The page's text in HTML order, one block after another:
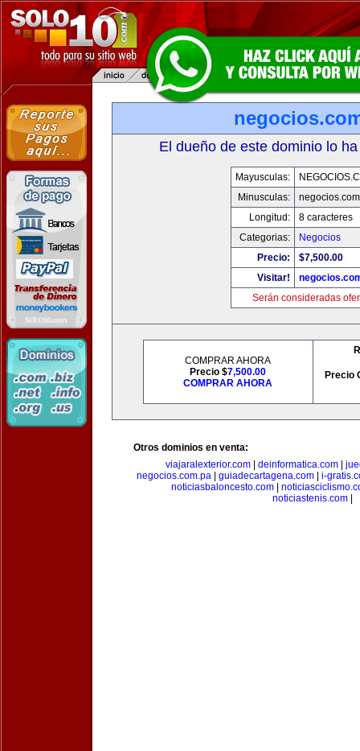
El dueño de este dominio lo
Mayusculas:
Minusculas:
Longitud:
8 caracteres
Categorias:
Negocios
Precio:
$7,500.00
Visitar!
Serán consideradas
COMPRAR AHORA
Precio $7,500.00
COMPRAR AHORA
Precio
Otros dominios en venta:
viajaralexterior.com| deinformatica.com|
negocios.com.pa| guiadecartagena.com| i-
noticiasbaloncesto.com
noticiastenis.com